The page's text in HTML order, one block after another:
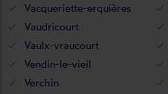
Vacqueriette-erquières
Vaudricourt
Vaulx-vraucourt
Vendin-le-vieil
Verchin